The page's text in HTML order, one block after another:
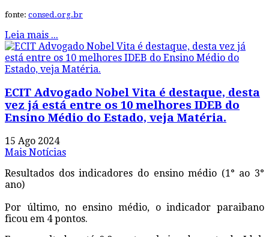
fonte: consed.org.br
Leia mais ...
ECIT Advogado Nobel Vita é destaque, desta
vez já está entre os 10 melhores IDEB do
Ensino Médio do Estado, veja Matéria.
15 Ago 2024
Mais Notícias
Resultados dos indicadores do ensino médio (1° ao 3°
ano)
Por último, no ensino médio, o indicador paraibano
ficou em 4 pontos.